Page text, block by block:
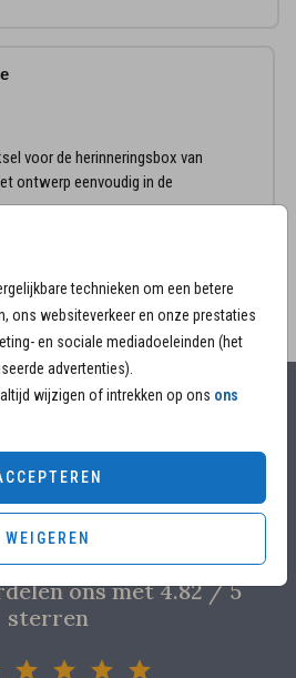
technieken om een betere
ons websiteverkeer en onze prestaties
en sociale mediadoeleinden (het
advertenties).
wijzigen of intrekken op ons ons
WEIGEREN
voor de herinneringsbox van
ontwerp eenvoudig in de
is vandaag nog in productie
voor €4,95
ons met 4.82 / 5
sterren